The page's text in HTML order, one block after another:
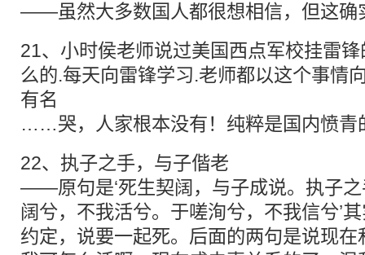
——虽然大多数国人都很想相信，但这确
21、小时侯老师说过美国西点军校挂雷
么的.每天向雷锋学习.老师都以这个事情
有名
……哭，人家根本没有！纯粹是国内愤青
22、执子之手，与子偕老
——原句是‘死生契阔，与子成说。执子
阔兮，不我活兮。于嗟洵兮，不我信兮’
约定，说要一起死。后面的两句是说现